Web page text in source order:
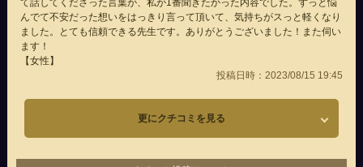
て話してくださった言葉が、私が1番聞きたかった内容でした。ずっと悩
んでて不安だった想いをはっきり言って頂いて、気持ちがスっと軽くなり
ました。とても信頼できる先生です。ありがとうございました！また伺い
ます！
【女性】
投稿日時：2023/08/15 19:45
更にクチコミを見る